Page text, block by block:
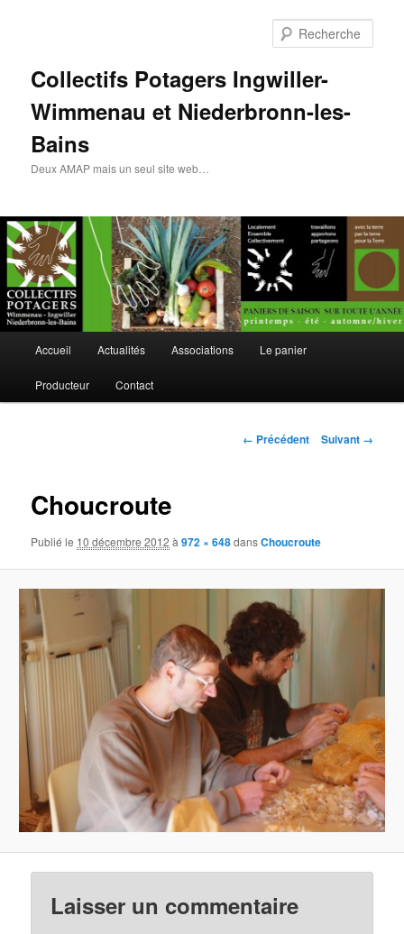
Collectifs Potagers Ingwiller-
Wimmenau et Niederbronn-les-
Bains
Deux AMAP mais un seul site web…
Aller
au
Accueil Actualités Associations Le panier
Producteur Contact
Navigation
← Précédent Suivant →
Choucroute
Publié le 10 décembre 2012 à972 × 648dansChoucroute
Laisser un commentaire